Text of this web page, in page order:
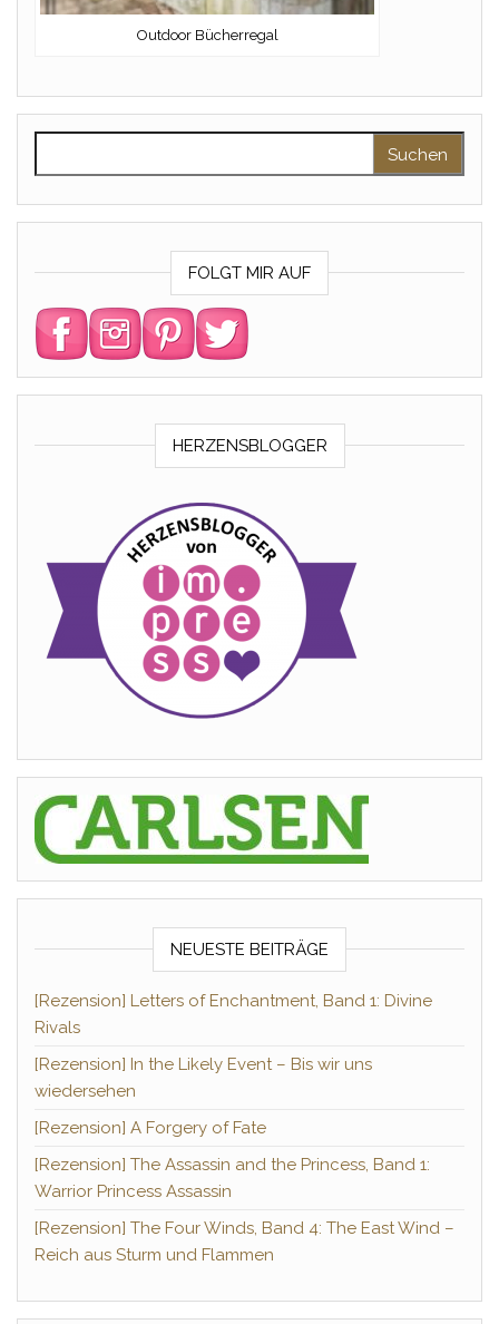
Outdoor Bücherregal
FOLGT MIR AUF
HERZENSBLOGGER
NEUESTE BEITRÄGE
[Rezension] Letters of Enchantment, Band 1: Divine
Rivals
[Rezension] In the Likely Event – Bis wir uns
wiedersehen
[Rezension] A Forgery of Fate
[Rezension] The Assassin and the Princess, Band 1:
Warrior Princess Assassin
[Rezension] The Four Winds, Band 4: The East Wind –
Reich aus Sturm und Flammen